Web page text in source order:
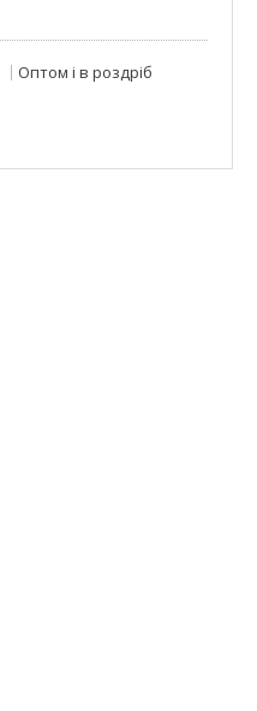
Оптом і в роздріб